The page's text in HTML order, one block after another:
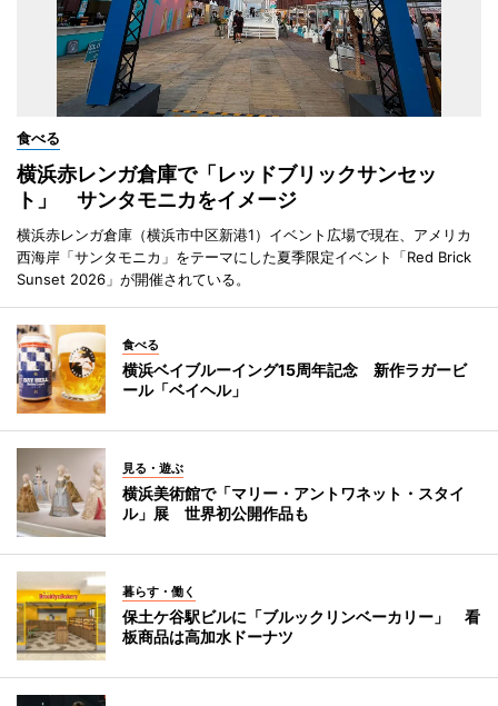
食べる
横浜赤レンガ倉庫で「レッドブリックサンセッ
ト」 サンタモニカをイメージ
横浜赤レンガ倉庫（横浜市中区新港1）イベント広場で現在、アメリカ
西海岸「サンタモニカ」をテーマにした夏季限定イベント「Red Brick
Sunset 2026」が開催されている。
食べる
横浜ベイブルーイング15周年記念 新作ラガービ
ール「ベイヘル」
見る・遊ぶ
横浜美術館で「マリー・アントワネット・スタイ
ル」展 世界初公開作品も
暮らす・働く
保土ケ谷駅ビルに「ブルックリンベーカリー」 看
板商品は高加水ドーナツ